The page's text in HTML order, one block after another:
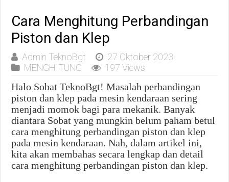
Cara Menghitung Perbandingan
Piston dan Klep
Admin TeknoBgt
27 Oktober 2023
MENGHITUNG
197 Views
Halo Sobat TeknoBgt! Masalah perbandingan
piston dan klep pada mesin kendaraan sering
menjadi momok bagi para mekanik. Banyak
diantara Sobat yang mungkin belum paham betul
cara menghitung perbandingan piston dan klep
pada mesin kendaraan. Nah, dalam artikel ini,
kita akan membahas secara lengkap dan detail
cara menghitung perbandingan piston dan klep.